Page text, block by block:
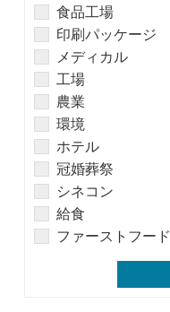
食品工場
印刷パッケージ
メディカル
工場
農業
環境
ホテル
冠婚葬祭
シネコン
給食
ファーストフード